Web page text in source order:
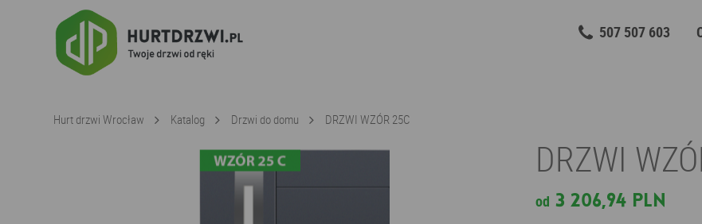
507 507 603
Hurt drzwi Wrocław Katalog Drzwi do domu DRZWI WZÓR 25C
DRZWI
od 3 206,94 PLN